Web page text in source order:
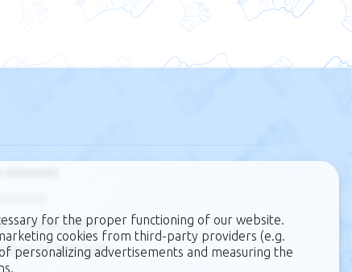
cookie
prywatności
for the proper functioning of our website.
cookies from third-party providers (e.g.
personalizing advertisements and measuring the